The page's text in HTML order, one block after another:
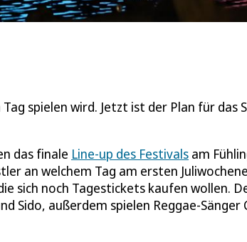
spielen wird. Jetzt ist der Plan für das
das finale Line-up des Festivals am
an welchem Tag am ersten
sich noch Tagestickets kaufen wollen.
außerdem spielen Reggae-Sänger